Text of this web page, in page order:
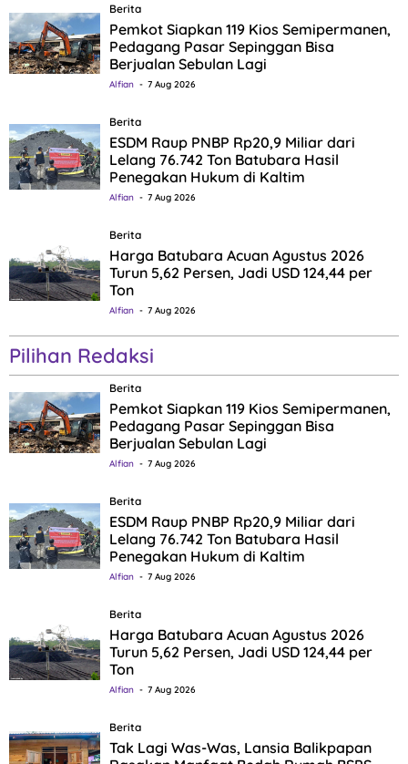
Berita
Pemkot Siapkan 119 Kios Semipermanen,
Pedagang Pasar Sepinggan Bisa
Berjualan Sebulan Lagi
Alfian 7 Aug 2026
Berita
ESDM Raup PNBP Rp20,9 Miliar dari
Lelang 76.742 Ton Batubara Hasil
Penegakan Hukum di Kaltim
Alfian 7 Aug 2026
Berita
Harga Batubara Acuan Agustus 2026
Turun 5,62 Persen, Jadi USD 124,44 per
Ton
Alfian 7 Aug 2026
Pilihan Redaksi
Berita
Pemkot Siapkan 119 Kios Semipermanen,
Pedagang Pasar Sepinggan Bisa
Berjualan Sebulan Lagi
Alfian 7 Aug 2026
Berita
ESDM Raup PNBP Rp20,9 Miliar dari
Lelang 76.742 Ton Batubara Hasil
Penegakan Hukum di Kaltim
Alfian 7 Aug 2026
Berita
Harga Batubara Acuan Agustus 2026
Turun 5,62 Persen, Jadi USD 124,44 per
Ton
Alfian 7 Aug 2026
Berita
Tak Lagi Was-Was, Lansia Balikpapan